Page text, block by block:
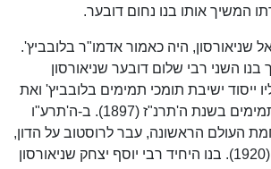
המשיך אותו בנו נחום דובער.
שניאורסון, היה כאמור אדמו"ר בלובביץ'.
השני רבי שלום דובער שניאורסון
ייסוד ישיבת תומכי תמימים בלובביץ' ואת
רשת ישיבות תומכי תמימים בשנת ה'תרנ"ז (1897). ב-ה'תרע"ו
העולם הראשונה, עבר לרוסטוב על הדון,
שם נפטר ב-ה'תר"פ (1920). בנו היחיד רבי יוסף יצחק שניאורסון